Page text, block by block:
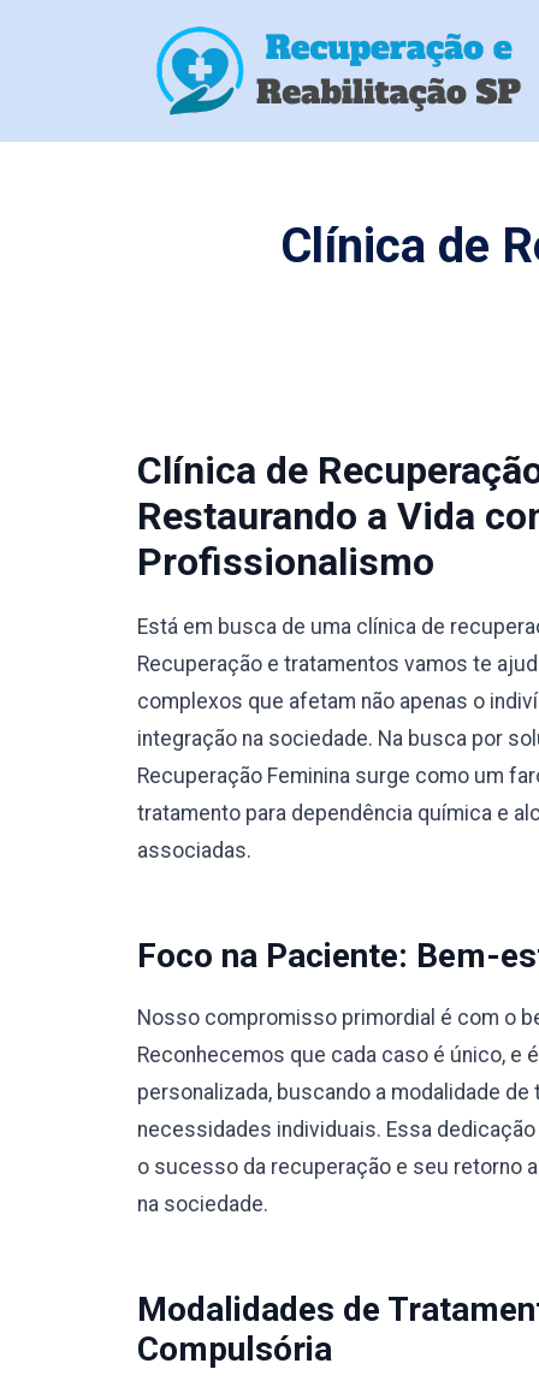
Clínica de
Clínica de
Restaurando a Vida
Profissionalismo
Está em busca de uma clínica de
Recuperação e tratamentos vamos te
complexos que afetam não apenas o
integração na sociedade. Na busca por
Recuperação Feminina surge como um
tratamento para dependência química e
associadas.
Foco na Paciente: Bem-
Nosso compromisso primordial é com o
Reconhecemos que cada caso é único, e
personalizada, buscando a modalidade
necessidades individuais. Essa
o sucesso da recuperação e seu retorno
na sociedade.
Modalidades de
Compulsória